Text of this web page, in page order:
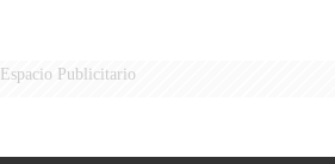
Espacio Publicitario